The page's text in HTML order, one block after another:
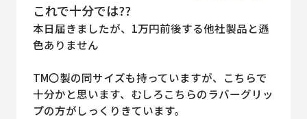
これで十分では??
本日届きましたが、1万円前後する他社製品と遜
色ありません
TM〇製の同サイズも持っていますが、こちらで
十分かと思います、むしろこちらのラバーグリッ
プの方がしっくりきています。